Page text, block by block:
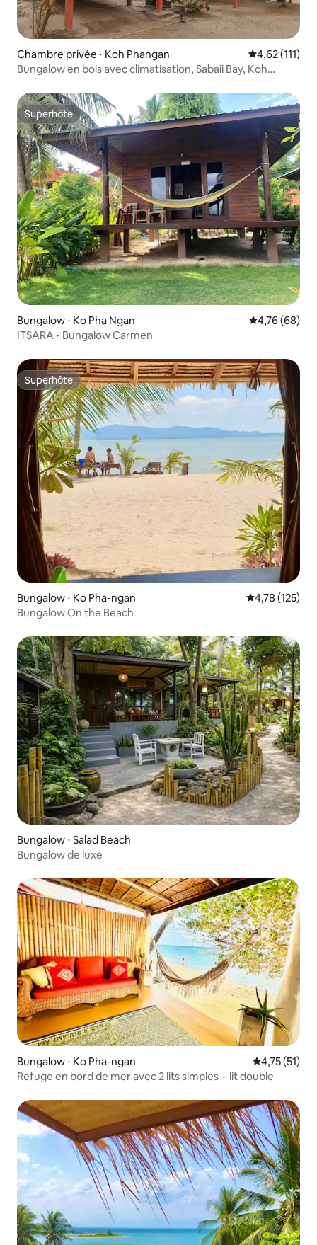
Chambre privée ⋅ Koh Phangan Évaluation
4,62 (111)
Bungalow en bois avec climatisation, Sabaii Bay, Koh
Superhôte
Superhôte
Bungalow ⋅ Ko Pha Ngan Évaluation
4,76 (68)
ITSARA - Bungalow Carmen
Superhôte
Superhôte
Bungalow ⋅ Ko Pha-ngan Évaluation
4,78 (125)
Bungalow On the Beach
Bungalow ⋅ Salad Beach
Bungalow de luxe
Bungalow ⋅ Ko Pha-ngan Évaluation
4,75 (51)
Refuge en bord de mer avec 2 lits simples + lit double